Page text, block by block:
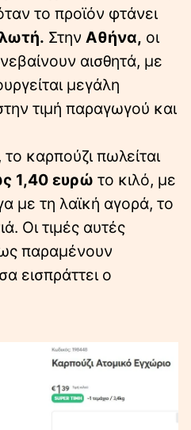
το προϊόν φτάνει
Στην Αθήνα, οι
αισθητά, με
μεγάλη
τιμή παραγωγού και
καρπούζι πωλείται
1,40 ευρώ το κιλό, με
με τη λαϊκή αγορά, το
Οι τιμές αυτές
παραμένουν
εισπράττει ο